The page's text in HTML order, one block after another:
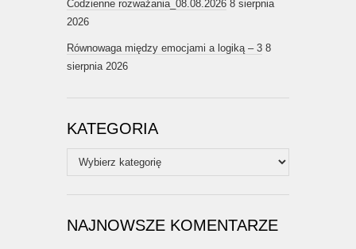
Codzienne rozważania_08.08.2026 8 sierpnia
2026
Równowaga między emocjami a logiką – 3 8
sierpnia 2026
KATEGORIA
Kategoria
NAJNOWSZE KOMENTARZE